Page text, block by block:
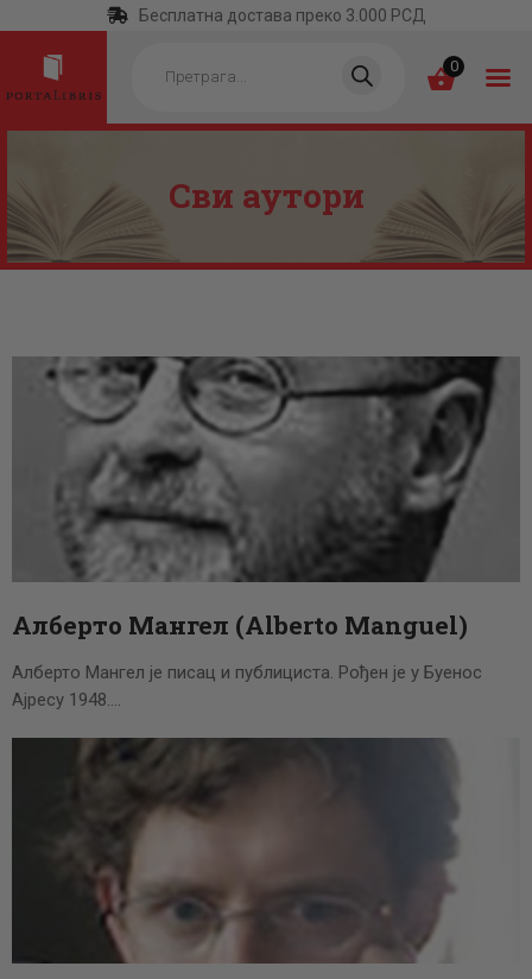
Бесплатна достава преко 3.000 РСД
search 0
Сви аутори
ПОЧЕТНА
КАТЕГОРИЈЕ
ОТРГНУТО ОД
ЗАБОРАВА
АУТОРИ
АКТУЕЛНОСТИ
ЦЕНОВНИК
ПИСМО
Алберто Мангел (Alberto Manguel)
Алберто Мангел је писац и публициста. Рођен је у Буенос
Ајресу 1948.…